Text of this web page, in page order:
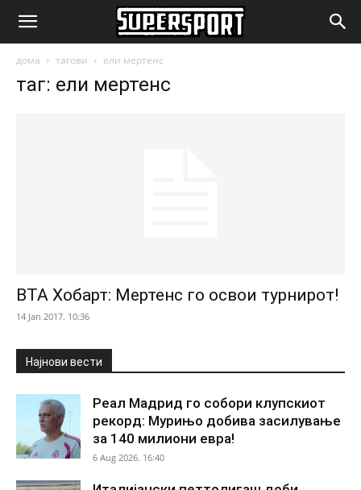
SuperSport.mk
дома тагови ели мертенс
таг: ели мертенс
ВТА Хобарт: Мертенс го освои турнирот!
14 Jan 2017. 10:36
Најнови вести
Реал Мадрид го собори клупскиот
рекорд: Мурињо добива засилување
за 140 милиони евра!
6 Aug 2026. 16:40